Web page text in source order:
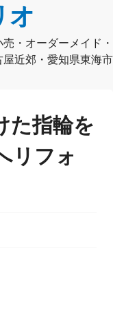
オ
・オーダーメイド・
近郊・愛知県東海市
た指輪を
リフォ